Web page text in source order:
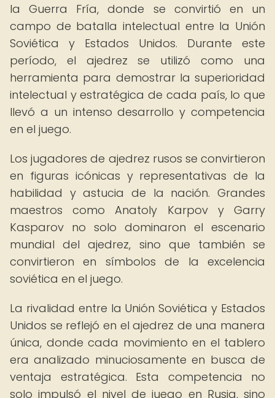
la Guerra Fría, donde se convirtió en un
campo de batalla intelectual entre la Unión
Soviética y Estados Unidos. Durante este
período, el ajedrez se utilizó como una
herramienta para demostrar la superioridad
intelectual y estratégica de cada país, lo que
llevó a un intenso desarrollo y competencia
en el juego.
Los jugadores de ajedrez rusos se convirtieron
en figuras icónicas y representativas de la
habilidad y astucia de la nación. Grandes
maestros como Anatoly Karpov y Garry
Kasparov no solo dominaron el escenario
mundial del ajedrez, sino que también se
convirtieron en símbolos de la excelencia
soviética en el juego.
La rivalidad entre la Unión Soviética y Estados
Unidos se reflejó en el ajedrez de una manera
única, donde cada movimiento en el tablero
era analizado minuciosamente en busca de
ventaja estratégica. Esta competencia no
solo impulsó el nivel de juego en Rusia, sino